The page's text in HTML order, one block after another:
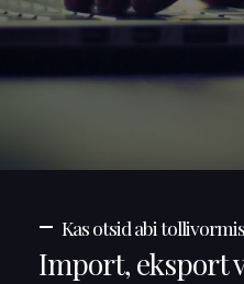
Kas otsid abi
Import, eksport